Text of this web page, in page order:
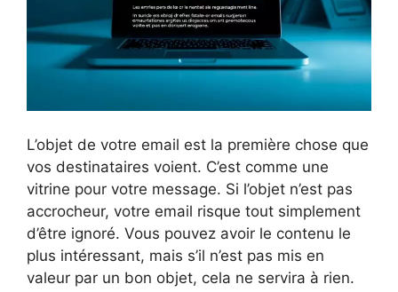
L’objet de votre email est la première chose que
vos destinataires voient. C’est comme une
vitrine pour votre message. Si l’objet n’est pas
accrocheur, votre email risque tout simplement
d’être ignoré. Vous pouvez avoir le contenu le
plus intéressant, mais s’il n’est pas mis en
valeur par un bon objet, cela ne servira à rien.